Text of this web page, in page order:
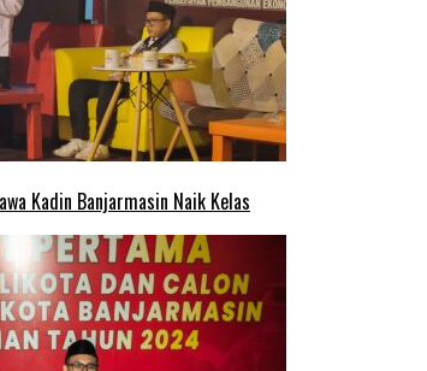
Kadin Banjarmasin Naik Kelas